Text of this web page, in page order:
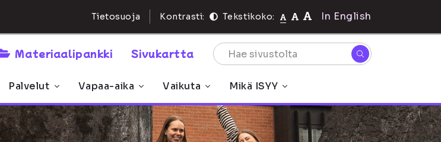
Tietosuoja Kontrasti: Tekstikoko: In English
Materiaalipankki Sivukartta
Palvelut Vapaa-aika Vaikuta Mikä ISYY